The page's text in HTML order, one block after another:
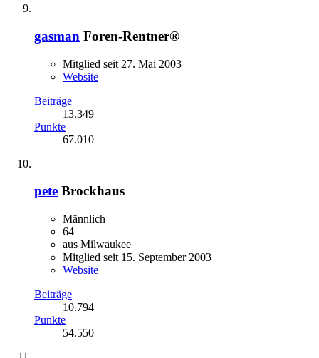
gasman Foren-Rentner®
Mitglied seit 27. Mai 2003
Website
Beiträge
13.349
Punkte
67.010
pete Brockhaus
Männlich
64
aus Milwaukee
Mitglied seit 15. September 2003
Website
Beiträge
10.794
Punkte
54.550